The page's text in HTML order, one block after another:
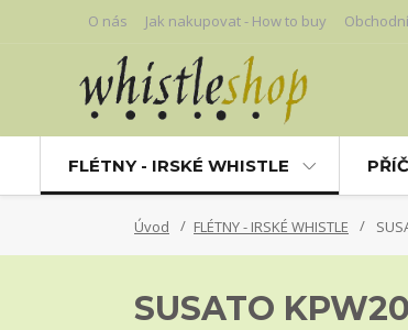
O nás Jak nakupovat - How to buy
FLÉTNY - IRSKÉ WHISTLE
Úvod FLÉTNY - IRSKÉ WHISTLE
SUSATO